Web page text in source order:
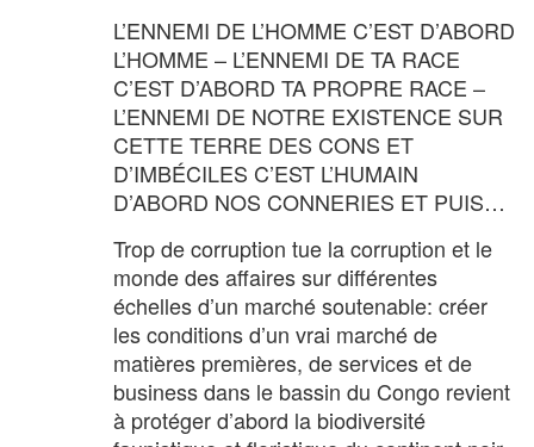
L’ENNEMI DE L’HOMME C’EST D’ABORD
L’HOMME – L’ENNEMI DE TA RACE
C’EST D’ABORD TA PROPRE RACE –
L’ENNEMI DE NOTRE EXISTENCE SUR
CETTE TERRE DES CONS ET
D’IMBÉCILES C’EST L’HUMAIN
D’ABORD NOS CONNERIES ET PUIS…
Trop de corruption tue la corruption et le
monde des affaires sur différentes
échelles d’un marché soutenable: créer
les conditions d’un vrai marché de
matières premières, de services et de
business dans le bassin du Congo revient
à protéger d’abord la biodiversité